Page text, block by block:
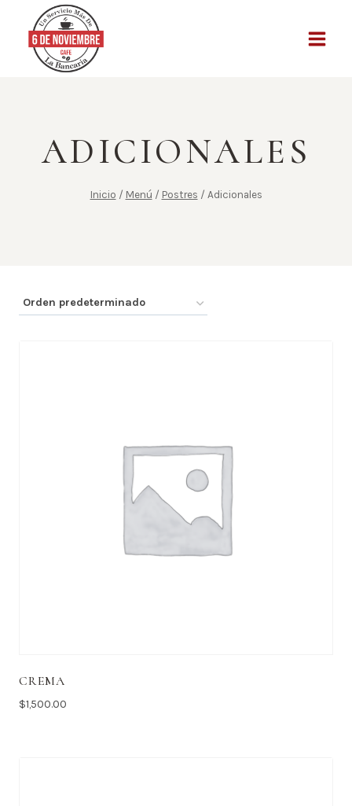
contenido
ADICIONALES
Inicio / Menú / Postres / Adicionales
CREMA
$1,500.00